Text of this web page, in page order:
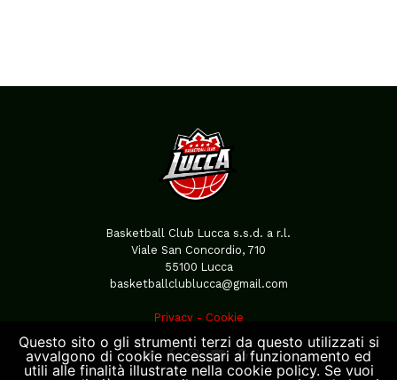
Basketball Club Lucca s.s.d. a r.l.
Viale San Concordio, 710
55100 Lucca
basketballclublucca@gmail.com
Privacy- Cookie
Questo sito o gli strumenti terzi da questo utilizzati si
avvalgono di cookie necessari al funzionamento ed
utili alle finalità illustrate nella cookie policy. Se vuoi